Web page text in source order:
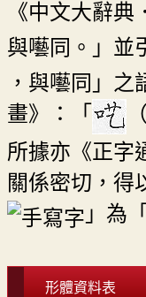
《中文大辭典
與囈同。」並
，與囈同」之
畫》：「
所據亦《正字
關係密切，得
」為
形體資料表